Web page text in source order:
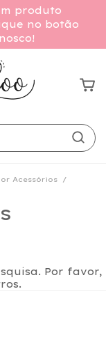
produto
no botão
Acessórios
/
Por favor,